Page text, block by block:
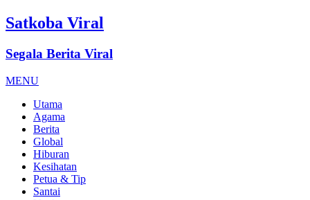
Satkoba Viral
Segala Berita Viral
MENU
Utama
Agama
Berita
Global
Hiburan
Kesihatan
Petua & Tip
Santai